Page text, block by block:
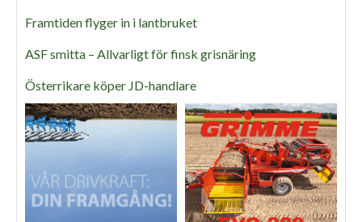
Framtiden flyger in i lantbruket
ASF smitta – Allvarligt för finsk grisnäring
Österrikare köper JD-handlare